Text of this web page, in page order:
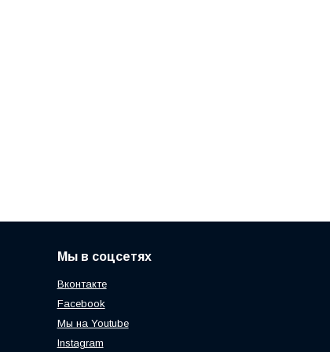
Мы в соцсетях
Вконтакте
Facebook
Мы на Youtube
Instagram